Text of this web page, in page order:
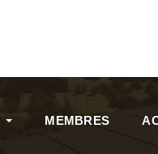
MEMBRES